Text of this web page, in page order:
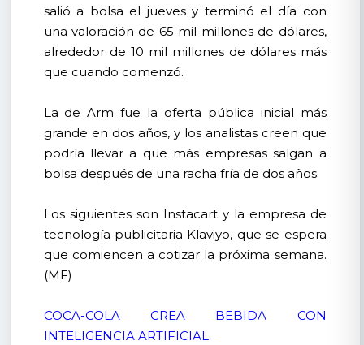
salió a bolsa el jueves y terminó el día con
una valoración de 65 mil millones de dólares,
alrededor de 10 mil millones de dólares más
que cuando comenzó.
La de Arm fue la oferta pública inicial más
grande en dos años, y los analistas creen que
podría llevar a que más empresas salgan a
bolsa después de una racha fría de dos años.
Los siguientes son Instacart y la empresa de
tecnología publicitaria Klaviyo, que se espera
que comiencen a cotizar la próxima semana.
(MF)
COCA-COLA CREA BEBIDA CON
INTELIGENCIA ARTIFICIAL.